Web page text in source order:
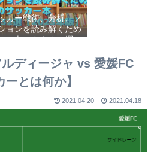
カー戦術、分析、フ
ョンを読み解くため
ー本おすすめ32選
ディージャ vs 愛媛FC
ーとは何か】
2021.04.20 2021.04.18